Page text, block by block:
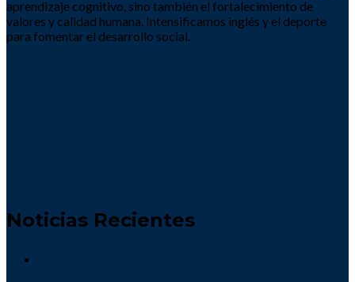
aprendizaje cognitivo, sino también el fortalecimiento de
valores y calidad humana. Intensificamos inglés y el deporte
para fomentar el desarrollo social.
Noticias Recientes